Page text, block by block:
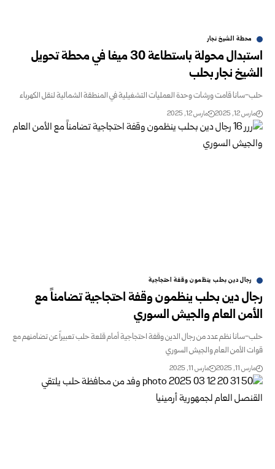
محطة الشيخ نجار
استبدال محولة باستطاعة 30 ميغا في محطة تحويل
الشيخ نجار بحلب
حلب-سانا قامت ورشات وحدة العمليات التشغيلية في المنطقة الشمالية لنقل الكهرباء
مارس 12, 2025 مارس 12, 2025
رجال دين بحلب ينظمون وقفة احتجاجية
رجال دين بحلب ينظمون وقفة احتجاجية تضامناً مع
الأمن العام والجيش السوري
حلب-سانا نظم عدد من رجال الدين وقفة احتجاجية أمام قلعة حلب تعبيراً عن تضامنهم مع
قوات الأمن العام والجيش السوري
مارس 11, 2025 مارس 11, 2025